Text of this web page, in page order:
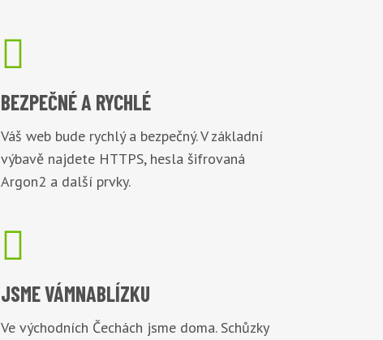

BEZPEČNÉA RYCHLÉ
Váš web bude rychlý a bezpečný. V základní
výbavě najdete HTTPS, hesla šifrovaná
Argon2 a další prvky.

JSME VÁMNABLÍZKU
Ve východních Čechách jsme doma. Schůzky